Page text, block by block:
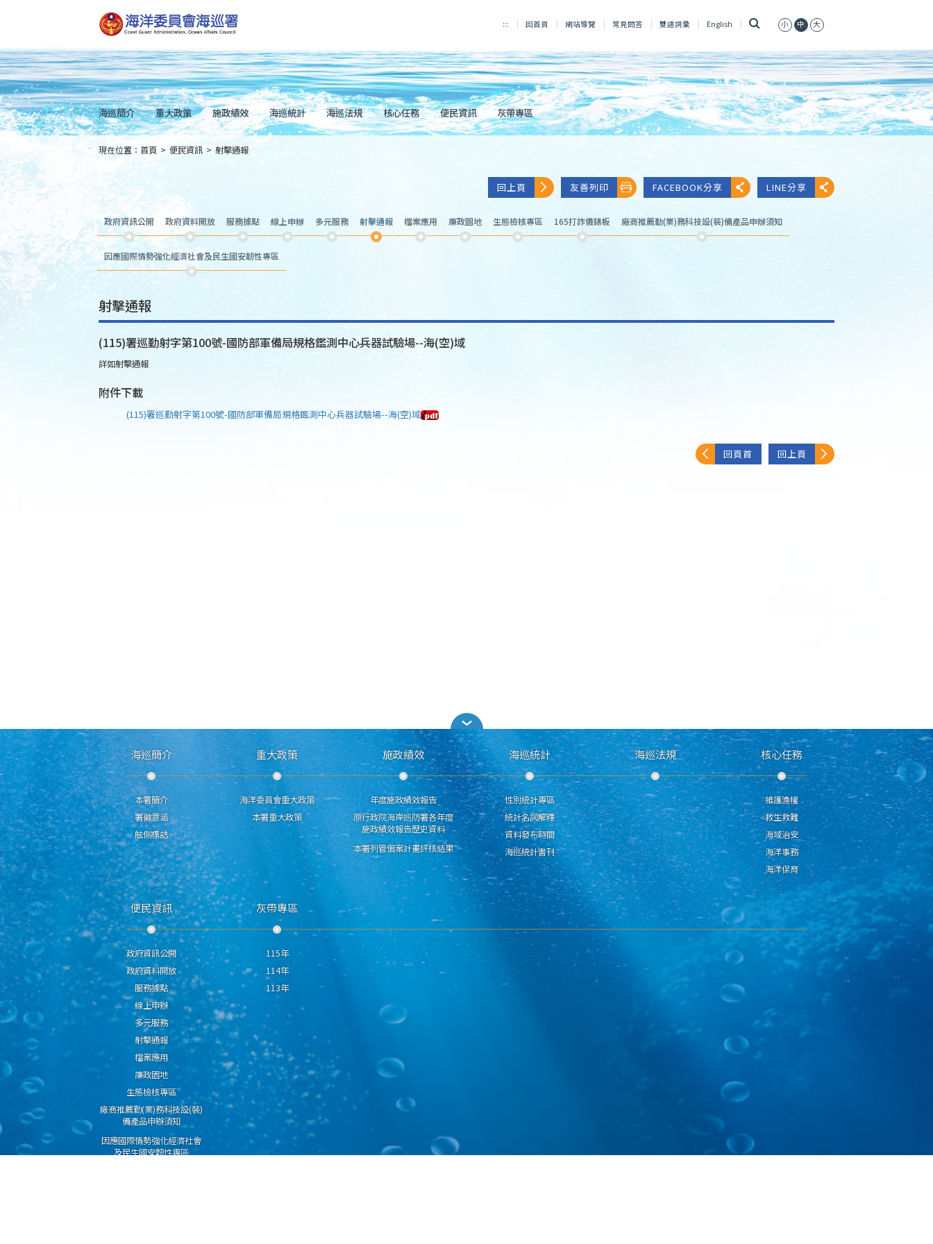
到
主
內
容
Skip
to
main
content
::: 回首頁 網站導覽 常見問答 雙語詞彙 English 小 中 大
海巡簡介 重大政策 施政績效 海巡統計 海巡法規 核心任務 便民資訊 灰帶專區
::: 現在位置： 首頁 > 便民資訊 > 射擊通報
回上頁 友善列印 FACEBOOK分享 LINE分享
政府資訊公開 政府資料開放 服務據點 線上申辦 多元服務 射擊通報 檔案應用 廉政園地 生態檢核專區 165打詐儀錶板 廠商推薦勤(業)務科技設(裝)備產品申辦須知
因應國際情勢強化經濟社會及民生國安韌性專區
射擊通報
(115)署巡勤射字第100號-國防部軍備局規格鑑測中心兵器試驗場--海(空)域
詳如射擊通報
附件下載
(115)署巡勤射字第100號-國防部軍備局規格鑑測中心兵器試驗場--海(空)域
回頁首 回上頁
海巡簡介
本署簡介
署徽意涵
舷側標誌
重大政策
海洋委員會重大政策
本署重大政策
施政績效
年度施政績效報告
原行政院海岸巡防署各年度
施政績效報告歷史資料
本署列管個案計畫評核結果
海巡統計
性別統計專區
統計名詞解釋
資料發布時間
海巡統計書刊
海巡法規 核心任務
維護漁權
救生救難
海域治安
海洋事務
海洋保育
便民資訊
政府資訊公開
政府資料開放
服務據點
線上申辦
多元服務
射擊通報
檔案應用
廉政園地
生態檢核專區
廠商推薦勤(業)務科技設(裝)
備產品申辦須知
因應國際情勢強化經濟社會
及民生國安韌性專區
灰帶專區
115年
114年
113年